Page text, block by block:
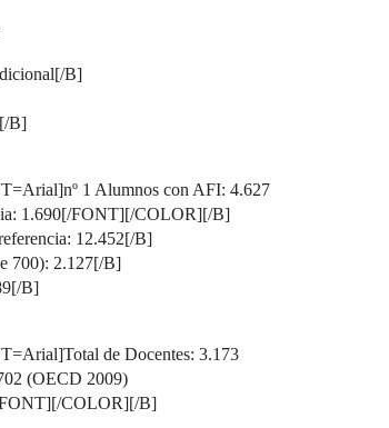
B]
B]
1 Alumnos con AFI: 4.627
1.690[/FONT][/COLOR][/B]
12.452[/B]
700): 2.127[/B]
B]
de Docentes: 3.173
(OECD 2009)
FONT][/COLOR][/B]